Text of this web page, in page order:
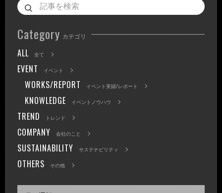
Category カテゴリ
ALL 全て
EVENT イベント
WORKS/REPORT イベント実績/レポート
KNOWLEDGE イベントノウハウ
TREND トレンド
COMPANY 会社のこと
SUSTAINABILITY サステナビリティ
OTHERS その他